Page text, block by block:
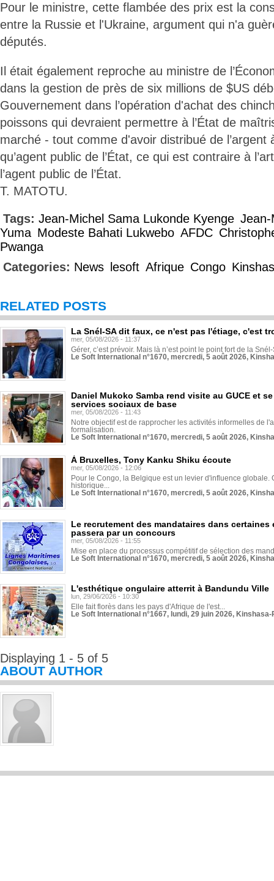
Pour le ministre, cette flambée des prix est la
entre la Russie et l'Ukraine, argument qui n'a
députés.
Il était également reproche au ministre de
dans la gestion de près de six millions de $US
Gouvernement dans l’opération d'achat des
poissons qui devraient permettre à l’État de
marché - tout comme d'avoir distribué de l’argent
qu’agent public de l’État, ce qui est contraire à
l’agent public de l’État.
T. MATOTU.
Tags: Jean-Michel Sama Lukonde Kyenge Jean-
Yuma Modeste Bahati Lukwebo AFDC
Pwanga
Categories: News lesoft Afrique Congo
RELATED POSTS
La Snél-SA dit faux, ce n'est pas l'étiage, c'est
mer, 05/08/2026 - 11:37
Gérer, c’est prévoir. Mais là n’est point le point fort de la
Le Soft International n°1670, mercredi, 5 août 2026,
Daniel Mukoko Samba rend visite au GUCE et
services sociaux de base
mer, 05/08/2026 - 11:43
Notre objectif est de rapprocher les activités informelles de
formalisation.
Le Soft International n°1670, mercredi, 5 août 2026,
À Bruxelles, Tony Kanku Shiku écoute
mer, 05/08/2026 - 12:06
Pour le Congo, la Belgique est un levier d'influence globale.
historique...
Le Soft International n°1670, mercredi, 5 août 2026,
Le recrutement des mandataires dans
passera par un concours
mer, 05/08/2026 - 11:55
Mise en place du processus compétitif de sélection des
Le Soft International n°1670, mercredi, 5 août 2026,
L'esthétique ongulaire atterrit à Bandundu Ville
lun, 29/06/2026 - 10:30
Elle fait florès dans les pays d'Afrique de l'est...
Le Soft International n°1667, lundi, 29 juin 2026,
Displaying 1 - 5 of 5
ABOUT AUTHOR